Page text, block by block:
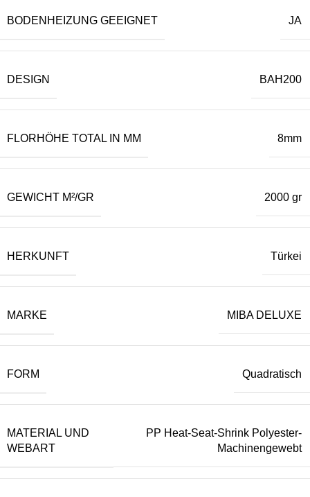
BODENHEIZUNG GEEIGNET JA
DESIGN BAH200
FLORHÖHE TOTAL IN MM 8mm
GEWICHT M²/GR 2000 gr
HERKUNFT Türkei
MARKE MIBA DELUXE
FORM Quadratisch
MATERIAL UND
WEBART
PP Heat-Seat-Shrink Polyester-
Machinengewebt